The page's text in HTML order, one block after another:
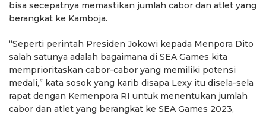
bisa secepatnya memastikan jumlah cabor dan atlet yang
berangkat ke Kamboja.
“Seperti perintah Presiden Jokowi kepada Menpora Dito
salah satunya adalah bagaimana di SEA Games kita
memprioritaskan cabor-cabor yang memiliki potensi
medali,” kata sosok yang karib disapa Lexy itu disela-sela
rapat dengan Kemenpora RI untuk menentukan jumlah
cabor dan atlet yang berangkat ke SEA Games 2023,